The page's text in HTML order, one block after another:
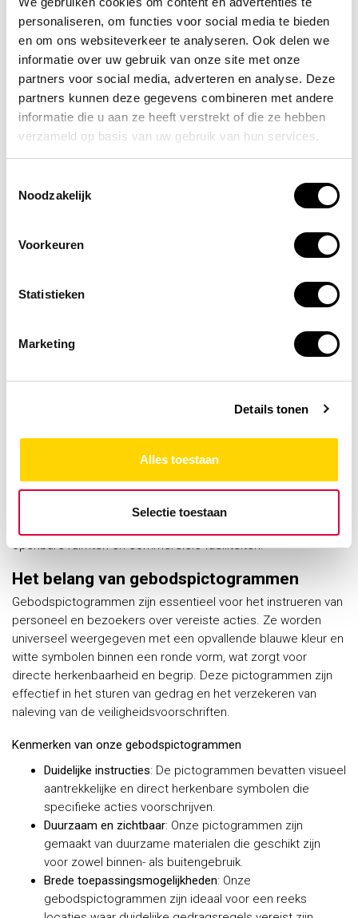
personaliseren, om functies voor social media te bieden
en om ons websiteverkeer te analyseren. Ook delen we
informatie over uw gebruik van onze site met onze
partners voor social media, adverteren en analyse. Deze
partners kunnen deze gegevens combineren met andere
informatie die u aan ze heeft verstrekt of die ze hebben
verzameld op basis van uw gebruik van hun services.
Noodzakelijk
Voorkeuren
Statistieken
Marketing
Details tonen
Alles toestaan
Selectie toestaan
Bekijk ons uitgebreide assortiment aan
gebodspictogrammen op Brandpreventie.be, cruciaal voor
de werkvloer. Deze pictogrammen zijn onmisbaar voor het
aangeven van toegestane of verplichte activiteiten in een
openbare ruimten en commerciële faciliteiten.
Het belang van gebodspictogrammen
Gebodspictogrammen zijn essentieel voor het instrueren van
personeel en bezoekers over vereiste acties. Ze worden
universeel weergegeven met een opvallende blauwe kleur en
witte symbolen binnen een ronde vorm, wat zorgt voor
directe herkenbaarheid en begrip. Deze pictogrammen zijn
effectief in het sturen van gedrag en het verzekeren van
naleving van de veiligheidsvoorschriften.
Kenmerken van onze gebodspictogrammen
Duidelijke instructies: De pictogrammen bevatten visueel
aantrekkelijke en direct herkenbare symbolen die
specifieke acties voorschrijven.
Duurzaam en zichtbaar: Onze pictogrammen zijn
gemaakt van duurzame materialen die geschikt zijn
voor zowel binnen- als buitengebruik.
Brede toepassingsmogelijkheden: Onze
gebodspictogrammen zijn ideaal voor een reeks